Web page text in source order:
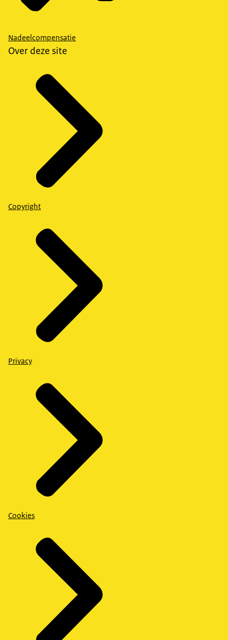
Nadeelcompensatie
Over deze site
Copyright
Privacy
Cookies